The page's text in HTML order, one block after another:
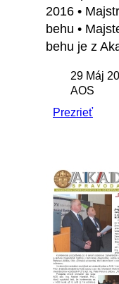
2016 •
behu •
behu je z
29 Máj
AOS
Prezrieť